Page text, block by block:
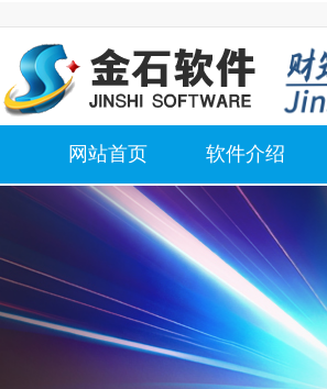
网站首页 软件介绍